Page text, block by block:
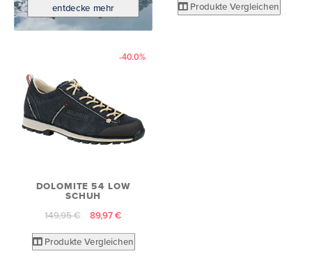
entdecke mehr Produkte Vergleichen
-40.0%
DOLOMITE 54 LOW
SCHUH
149,95 €
89,97 €
Produkte Vergleichen